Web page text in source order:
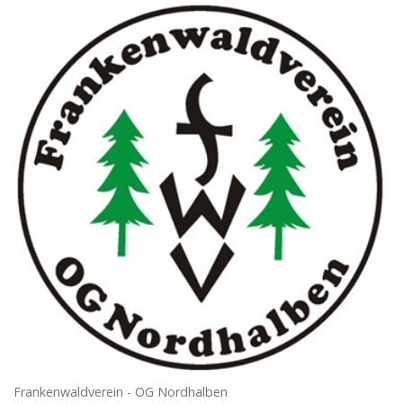
Frankenwaldverein - OG Nordhalben